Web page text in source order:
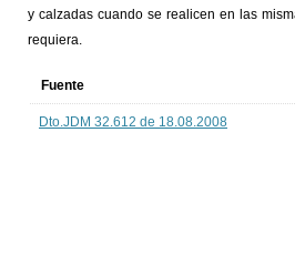
y calzadas cuando se realicen en las
requiera.
Fuente
Dto.JDM 32.612 de 18.08.2008